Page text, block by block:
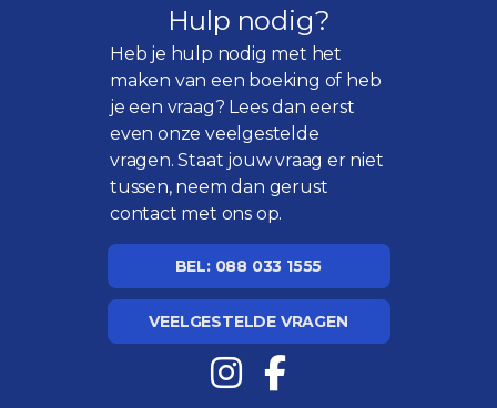
Hulp nodig?
Heb je hulp nodig met het
maken van een boeking of heb
je een vraag? Lees dan eerst
even onzeveelgestelde
vragen. Staat jouw vraag er niet
tussen, neem dan gerust
contact met ons op.
BEL: 088 033 1555
VEELGESTELDE VRAGEN